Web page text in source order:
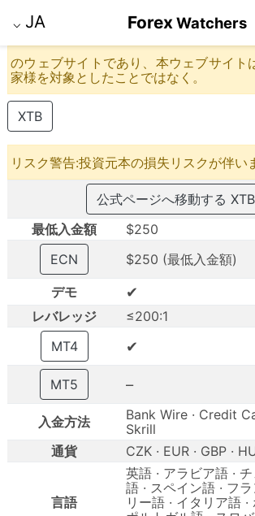
⌵ JA Forex Watchers
のウェブサイトであり、本ウェブサイト
家様を対象としたことではなく。
XTB
リスク警告:投資元本の損失リスクが伴い
公式ページへ移動する
最低入金額
$250
ECN
$250 (最低入金額)
デモ
✔
レバレッジ
≤200:1
MT4
✔
MT5 –
入金方法
Bank Wire · Credit
Skrill
通貨
CZK · EUR · GBP ·
言語
英語 · アラビア語 ·
語 · スペイン語 · フ
リー語 · イタリア語 ·